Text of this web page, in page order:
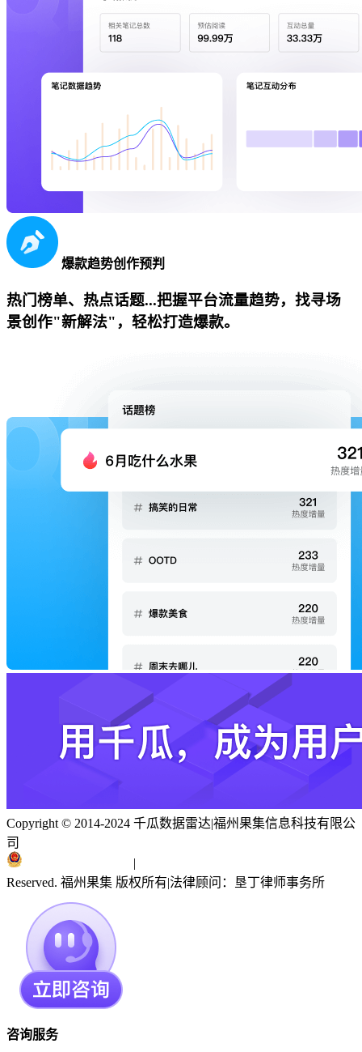
爆款趋势创作预判
热门榜单、热点话题...把握平台流量趋势，找寻场
景创作"新解法"，轻松打造爆款。
Copyright © 2014-2024 千瓜数据雷达|福州果集信息科技有限公
司
|
Reserved. 福州果集 版权所有|法律顾问：垦丁律师事务所
咨询服务